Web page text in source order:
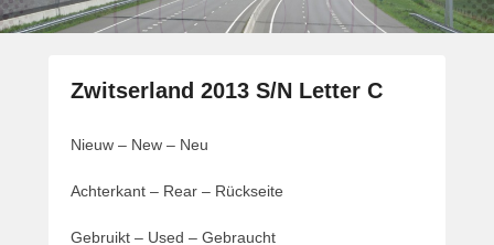
Zwitserland 2013 S/N Letter C
e
l
Nieuw – New – Neu
Achterkant – Rear – Rückseite
Gebruikt – Used – Gebraucht